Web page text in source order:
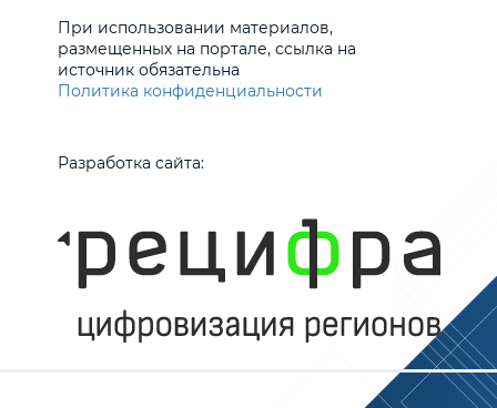
При использовании материалов,
размещенных на портале, ссылка на
источник обязательна
Политика конфиденциальности
Разработка сайта: